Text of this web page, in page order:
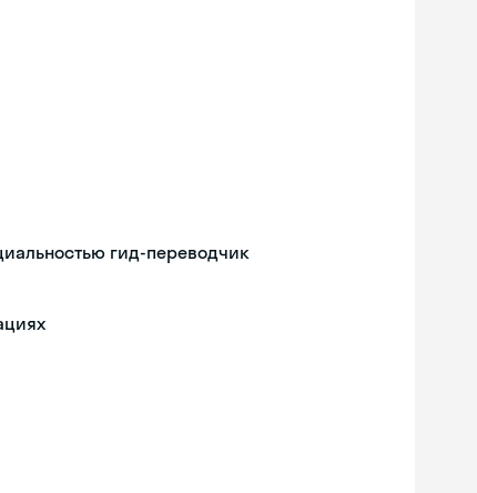
гид-переводчик